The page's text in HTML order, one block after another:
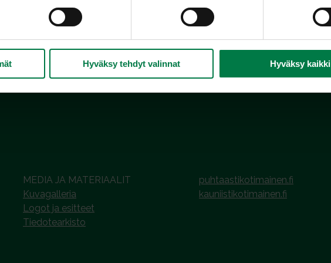
Hyväksy tehdyt valinnat Hyväksy kaikki
.
MEDIA JA MATERIAALIT
Kuvagalleria
Logot ja esitteet
Tiedotearkisto
puhtaastikotimainen.fi
kauniistikotimainen.fi